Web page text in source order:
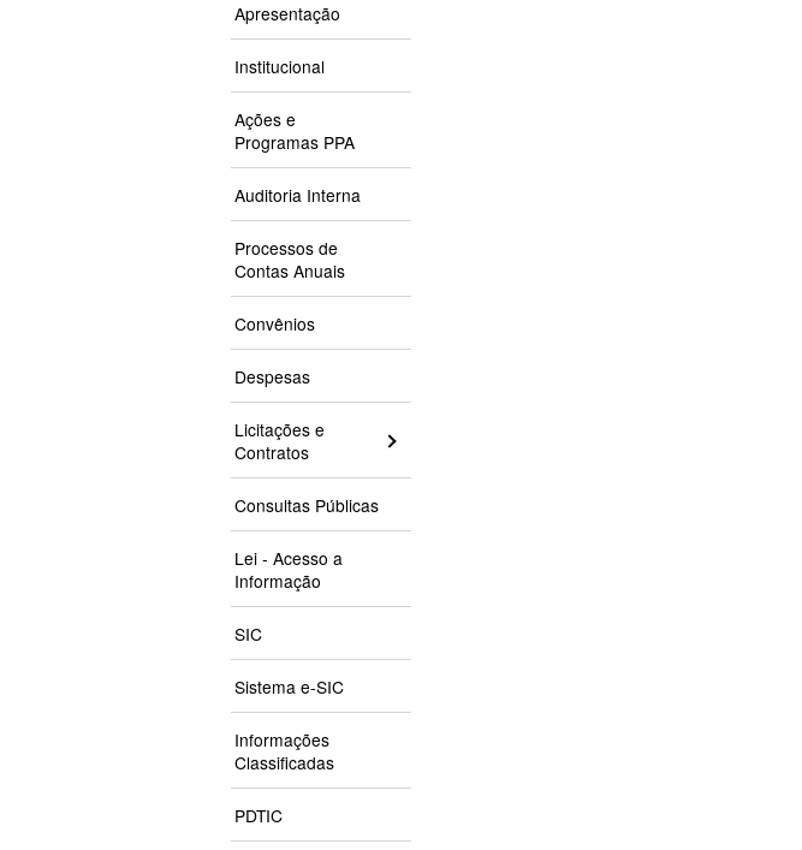
Apresentação
Institucional
Ações e
Programas PPA
Auditoria Interna
Processos de
Contas Anuais
Convênios
Despesas
Licitações e
Contratos
Consultas Públicas
Lei - Acesso a
Informação
SIC
Sistema e-SIC
Informações
Classificadas
PDTIC